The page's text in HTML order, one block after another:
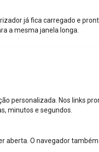
já fica carregado e
a mesma janela longa.
personalizada. Nos links
minutos e segundos.
O navegador